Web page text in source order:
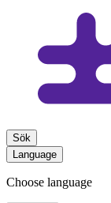
Sök
Language
Choose language